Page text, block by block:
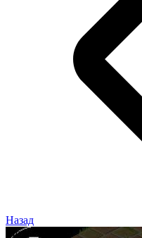
Назад
Моды